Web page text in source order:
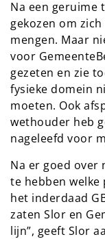
Na een geruime
gekozen om
mengen. Maar
voor
gezeten en zie
fysieke domein
moeten. Ook
wethouder heb
nageleefd voor
Na er goed over
te hebben
het inderdaad
zaten Slor en
lijn”, geeft Slor